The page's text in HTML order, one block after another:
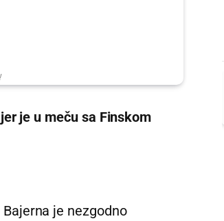
je u meču sa Finskom
je nezgodno